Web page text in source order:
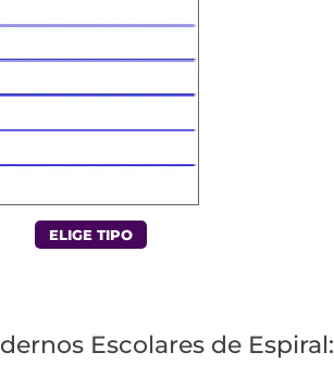
ELIGE TIPO
Escolares de Espiral: